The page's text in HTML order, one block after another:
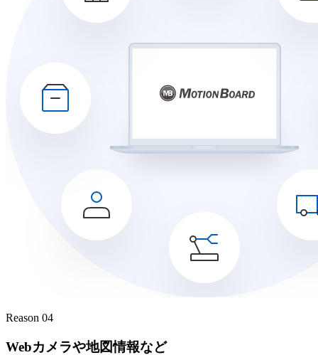
Reason 04
Webカメラや地図情報など